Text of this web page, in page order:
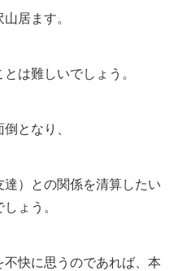
居ます。
は難しいでしょう。
となり、
）との関係を清算したい
ょう。
快に思うのであれば、本